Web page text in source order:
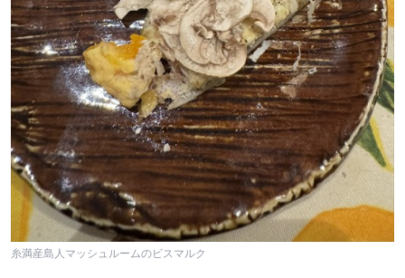
糸満産島人マッシュルームのビスマルク